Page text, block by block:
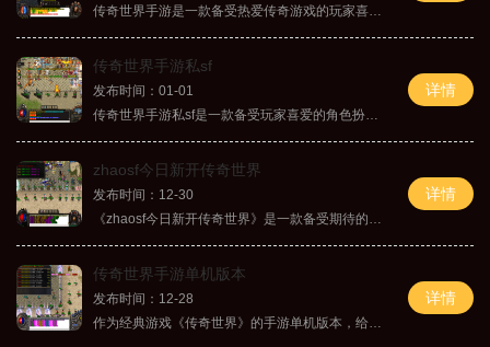
传奇世界手游私sf
发布时间：01-01
详情
zhaosf今日新开传奇世界
发布时间：12-30
详情
传奇世界手游单机版本
发布时间：12-28
详情